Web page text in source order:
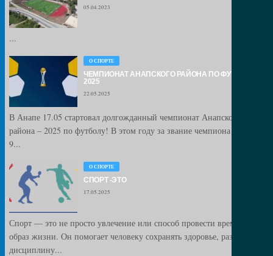
05.04.2023
...
О СПОРТЕ
ЧЕМПИОНАТ АНАПСКОГО РАЙОНА ПО ФУТБОЛУ –
2025
22.05.2025
В Анапе 17.05 стартовал долгожданный чемпионат Анапского
района – 2025 по футболу! В этом году за звание чемпиона сразятся
9...
О СПОРТЕ
СПОРТ -ЭТО
17.05.2025
Спорт — это не просто увлечение или способ провести время, это
образ жизни. Он помогает человеку сохранять здоровье, развивать
дисциплину...